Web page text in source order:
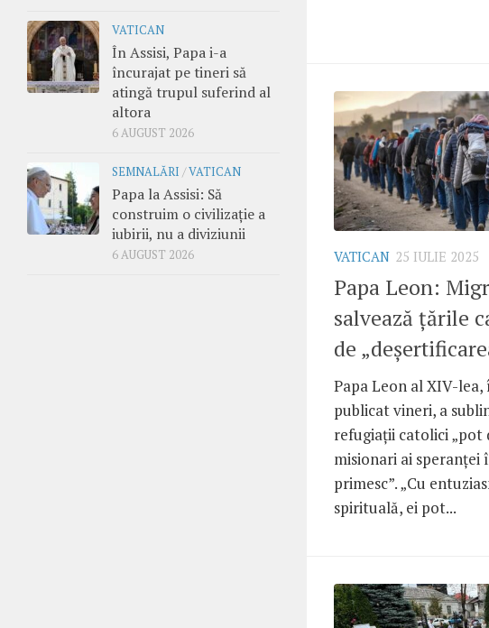
VATICAN 25 IULIE 2025
Papa Leon:
salvează țările
de
Papa Leon al XIV-
publicat vineri, a
refugiații catolici „pot
misionari ai speranței
primesc”. „Cu
spirituală, ei pot...
VATICAN
În Assisi, Papa i-a
încurajat pe tineri să
atingă trupul suferind al
altora
6 AUGUST 2026
SEMNALĂRI /VATICAN
Papa la Assisi: Să
construim o civilizație a
iubirii, nu a diviziunii
6 AUGUST 2026